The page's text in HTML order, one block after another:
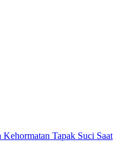
Tapak Suci Saat